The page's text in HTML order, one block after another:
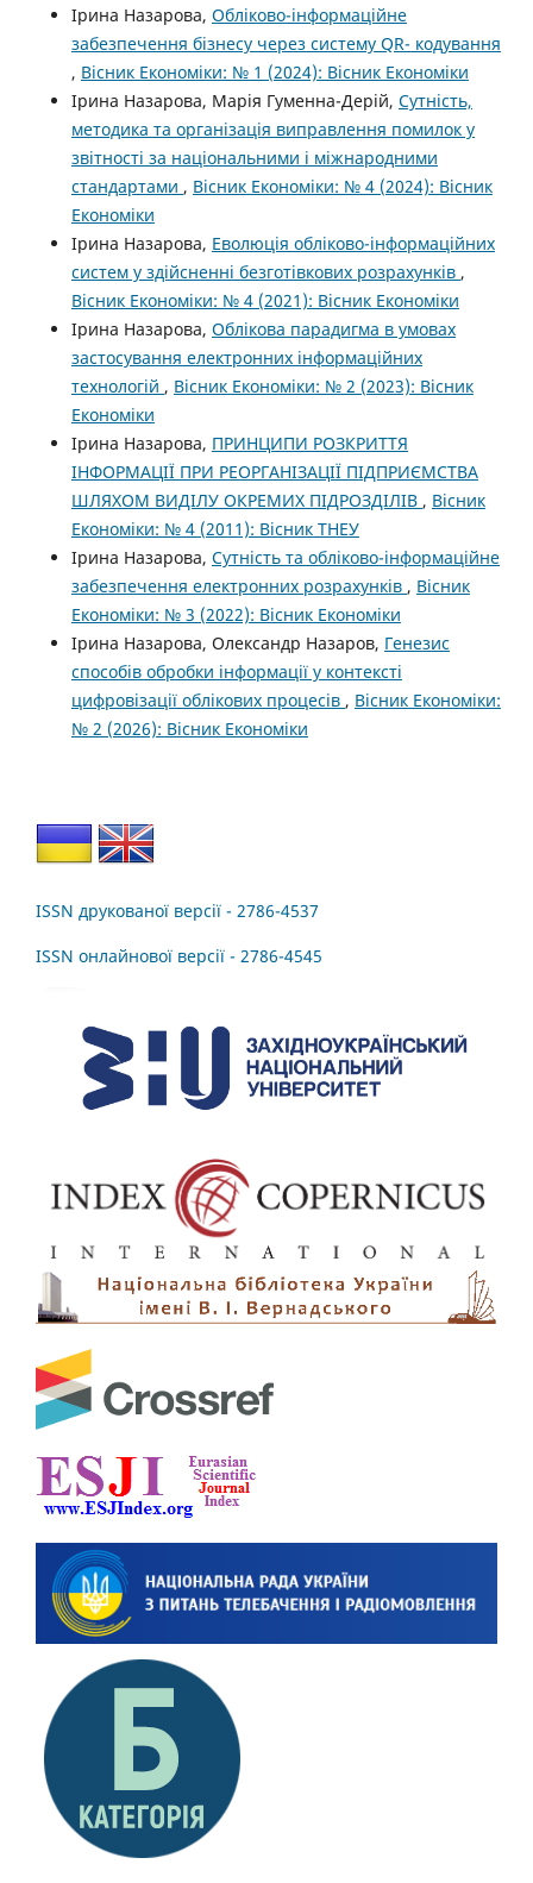
Ірина Назарова, Обліково-інформаційне
забезпечення бізнесу через систему QR- кодування
, Вісник Економіки: № 1 (2024): Вісник Економіки
Ірина Назарова, Марія Гуменна-Дерій, Сутність,
методика та організація виправлення помилок у
звітності за національними і міжнародними
стандартами , Вісник Економіки: № 4 (2024): Вісник
Економіки
Ірина Назарова, Еволюція обліково-інформаційних
систем у здійсненні безготівкових розрахунків ,
Вісник Економіки: № 4 (2021): Вісник Економіки
Ірина Назарова, Облікова парадигма в умовах
застосування електронних інформаційних
технологій , Вісник Економіки: № 2 (2023): Вісник
Економіки
Ірина Назарова, ПРИНЦИПИ РОЗКРИТТЯ
ІНФОРМАЦІЇ ПРИ РЕОРГАНІЗАЦІЇ ПІДПРИЄМСТВА
ШЛЯХОМ ВИДІЛУ ОКРЕМИХ ПІДРОЗДІЛІВ , Вісник
Економіки: № 4 (2011): Вісник ТНЕУ
Ірина Назарова, Сутність та обліково-інформаційне
забезпечення електронних розрахунків , Вісник
Економіки: № 3 (2022): Вісник Економіки
Ірина Назарова, Олександр Назаров, Генезис
способів обробки інформації у контексті
цифровізації облікових процесів , Вісник Економіки:
№ 2 (2026): Вісник Економіки
ISSN друкованої версії - 2786-4537
ISSN онлайнової версії - 2786-4545